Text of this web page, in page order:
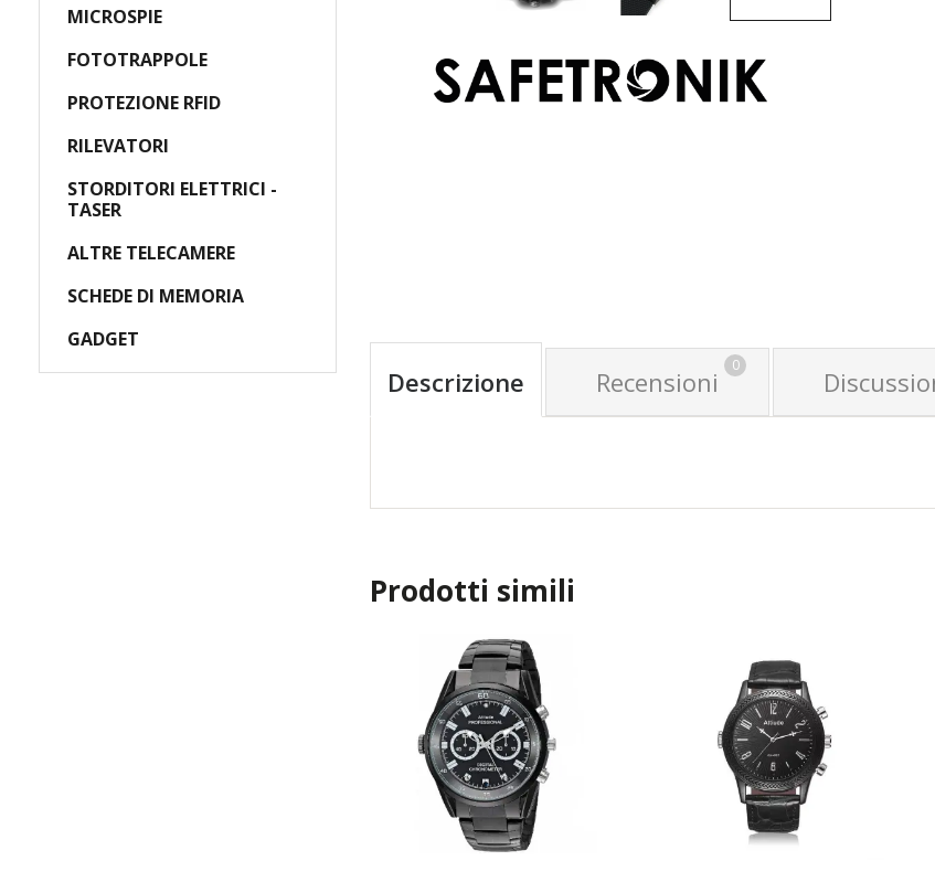
Descrizione Recensioni
0
Prodotti simili
MICROSPIE
FOTOTRAPPOLE
PROTEZIONE RFID
RILEVATORI
STORDITORI ELETTRICI -
TASER
ALTRE TELECAMERE
SCHEDE DI MEMORIA
GADGET